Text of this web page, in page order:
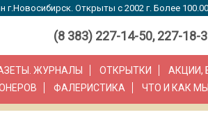
г.Новосибирск. Открыты с 2002 г. Более
(8 383) 227-14-50, 227-18-
ЖУРНАЛЫ ОТКРЫТКИ АКЦИИ,
ФАЛЕРИСТИКА ЧТО И КАК